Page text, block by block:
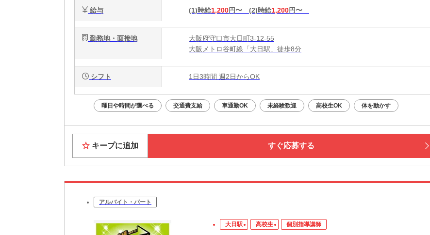
給与 (1)時給1,200円〜 (2)時給1,200円〜
勤務地・面接地
大阪府守口市大日町3-12-55
大阪メトロ谷町線「大日駅」徒歩8分
シフト 1日3時間 週2日からOK
曜日や時間が選べる 交通費支給 車通勤OK 未経験歓迎 高校生OK 体を動かす
キープに追加 すぐ応募する
アルバイト・パート
大日駅 高校生 個別指導講師